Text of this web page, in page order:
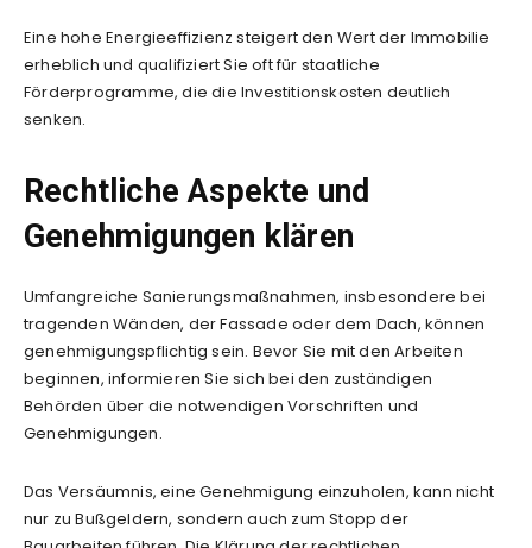
Eine hohe Energieeffizienz steigert den Wert der Immobilie
erheblich und qualifiziert Sie oft für staatliche
Förderprogramme, die die Investitionskosten deutlich
senken.
Rechtliche Aspekte und
Genehmigungen klären
Umfangreiche Sanierungsmaßnahmen, insbesondere bei
tragenden Wänden, der Fassade oder dem Dach, können
genehmigungspflichtig sein. Bevor Sie mit den Arbeiten
beginnen, informieren Sie sich bei den zuständigen
Behörden über die notwendigen Vorschriften und
Genehmigungen.
Das Versäumnis, eine Genehmigung einzuholen, kann nicht
nur zu Bußgeldern, sondern auch zum Stopp der